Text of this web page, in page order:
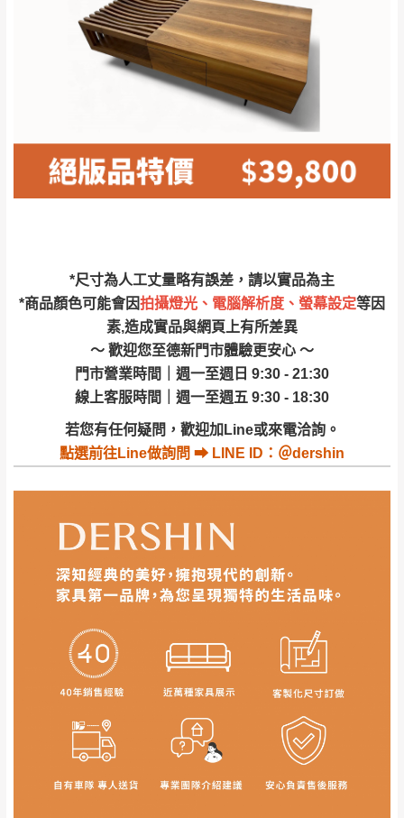
*尺寸為人工丈量略有誤差，請以實品為主
*商品顏色可能會因拍攝燈光、電腦解析度、螢幕設定等因
素,造成實品與網頁上有所差異
～ 歡迎您至德新門市體驗更安心 ～
門市營業時間｜週一至週日 9:30 - 21:30
線上客服時間｜週一至週五 9:30 - 18:30
若您有任何疑問，歡迎加Line或來電洽詢。
點選前往Line做詢問 ⮕ LINE ID：＠dershin
林、福隆、淡水山
區、北投湖山路、
深坑山區
$ 9,000以上：免
NT$500元
＊A108產品另收運費
NT$500元
＊A108產品另收運費
安鄉、大湖鄉、頭
屋、獅潭鄉
配送天數：5~14天
到貨時間：指定送貨日當天以電話聯絡確認
｜周（一）配送部門固定公休無送貨｜
台北市、新北市地區固定每周(三)、(日)兩天收送貨
暫無配送地區：彰化、南投、雲林、嘉義、台南、高
雄、屏東、宜蘭、 花蓮、台東、金門、馬祖、澎湖地區
（可於LINE線上詢問 →@dershin）
加收說明
。
保有出貨的權利。
保護物流人員的工作安全，賣家無提供吊掛
服務，若需以吊車或其他的吊掛方式吊運，
費用將由買方自行支付。
因大型傢俱有組裝、配送的問題，並非一般
快速到貨商品，無法指定特定時間送達，司
天在家等貨，以節省您的寶貴時間。
由於百貨公司配送較為不易，故暫無法配送
發票寄送：
若您選擇三聯式或索取兩聯式發票，發票將於商品
完成出貨15個工作天另行寄出，另外約加上2~7個
工作天內送達，如遇國定假日將順延寄送。
退換貨說明：
若收到不良品，請於到貨日起七日內通知本
公司客服人員，我們將為您更換新品，運費
皆由本站負責，所有退回及換貨之商品必須
是全新狀態且完整包裝，床墊、床包、枕頭
包裝、廠商紙及所有附隨文件或資料之完整
貨。
由於透過電腦螢幕選購商品，可能會因個人
電腦螢幕的設定色差或解析度等因素， 與實
際商品的顏色、質感稍有不同，如因此而需
退換貨，
需自付來回運費及人資成本，請您
訂購前詳加確認。(包含商品尺寸是否合適)。
訂購前請確認商品尺寸，大型物件因為人工
丈量，難免會有些許誤差值(約正負0.5CM)